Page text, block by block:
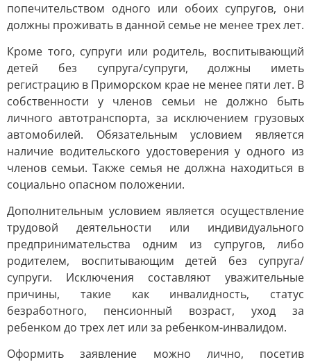
попечительством одного или обоих супругов, они
должны проживать в данной семье не менее трех лет.
Кроме того, супруги или родитель, воспитывающий
детей без супруга/супруги, должны иметь
регистрацию в Приморском крае не менее пяти лет. В
собственности у членов семьи не должно быть
личного автотранспорта, за исключением грузовых
автомобилей. Обязательным условием является
наличие водительского удостоверения у одного из
членов семьи. Также семья не должна находиться в
социально опасном положении.
Дополнительным условием является осуществление
трудовой деятельности или индивидуального
предпринимательства одним из супругов, либо
родителем, воспитывающим детей без супруга/
супруги. Исключения составляют уважительные
причины, такие как инвалидность, статус
безработного, пенсионный возраст, уход за
ребенком до трех лет или за ребенком-инвалидом.
Оформить заявление можно лично, посетив